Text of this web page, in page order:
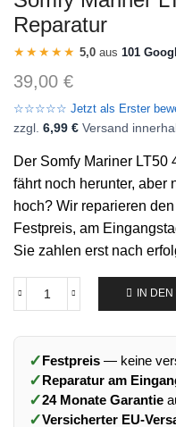
Reparatur
★★★★★ 5,0 aus 101
39,00 €
☆☆☆☆☆ Jetzt als Erster
zzgl. 6,99 € Versand
Der Somfy Mariner
fährt noch herunter, aber
hoch? Wir reparieren
Festpreis, am
Sie zahlen erst nach
IN
✓Festpreis — keine
✓Reparatur am
✓24 Monate Garantie
✓Versicherter EU-